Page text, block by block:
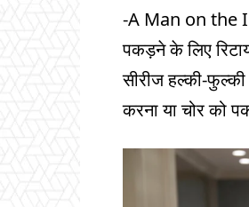
-A Man on the
पकड़ने के लिए
सीरीज हल्की-
करना या चोर को